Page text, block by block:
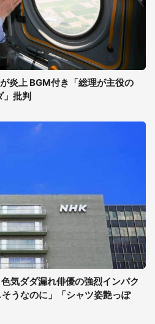
炎上 BGM付き「総理が主役の
」批判
気ダダ漏れ俳優の強烈インパク
うなのに」「シャツ姿艶っぽ